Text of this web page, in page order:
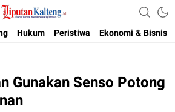
Liputan Kalteng& Independent
Hukum Peristiwa Ekonomi & Bisnis
Gunakan Senso Potong